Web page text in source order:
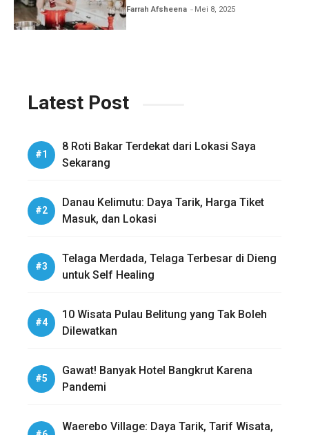
Farrah Afsheena Mei 8, 2025
Latest Post
8 Roti Bakar Terdekat dari Lokasi Saya
Sekarang
Danau Kelimutu: Daya Tarik, Harga Tiket
Masuk, dan Lokasi
Telaga Merdada, Telaga Terbesar di Dieng
untuk Self Healing
10 Wisata Pulau Belitung yang Tak Boleh
Dilewatkan
Gawat! Banyak Hotel Bangkrut Karena
Pandemi
Waerebo Village: Daya Tarik, Tarif Wisata,